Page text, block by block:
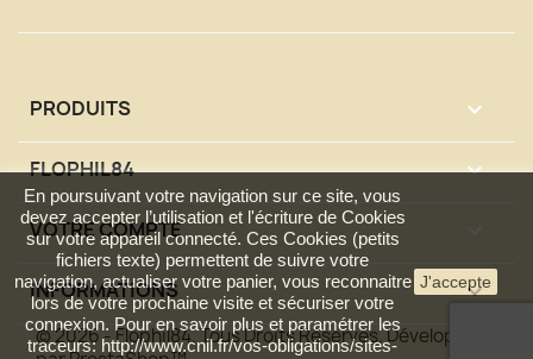
En poursuivant votre navigation sur ce site, vous
devez accepter l’utilisation et l'écriture de Cookies
sur votre appareil connecté. Ces Cookies (petits
fichiers texte) permettent de suivre votre
navigation, actualiser votre panier, vous reconnaitre
lors de votre prochaine visite et sécuriser votre
connexion. Pour en savoir plus et paramétrer les
traceurs: http://www.cnil.fr/vos-obligations/sites-
J'accepte
PRODUITS 
FLOPHIL84 
VOTRE COMPTE
INFORMATIONS keyboard_arrow_down
© 2026 - Flophil84. Tous Droits Réservés. Développé